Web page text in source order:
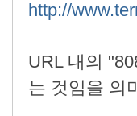
http://
URL 내의
는 것임을 의